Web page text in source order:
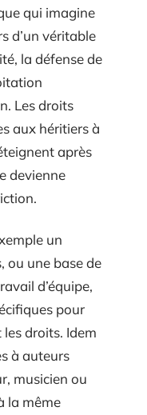
qui imagine
d’un véritable
la défense de
Les droits
aux héritiers à
après
devienne
un
ou une base de
d’équipe,
pour
droits. Idem
à auteurs
musicien ou
la même